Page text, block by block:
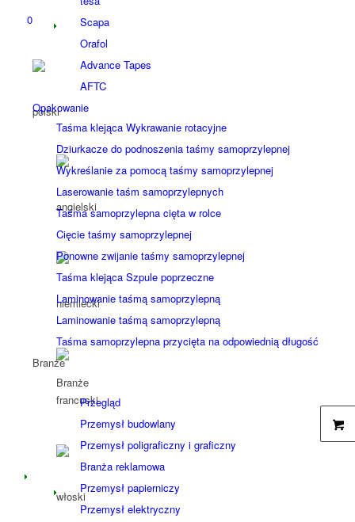
0
Scapa
Orafol
Advance Tapes
AFTC
Opakowanie
Taśma klejąca Wykrawanie rotacyjne
Dziurkacze do podnoszenia taśmy samoprzylepnej
Wykreślanie za pomocą taśmy samoprzylepnej
Laserowanie taśm samoprzylepnych
Taśma samoprzylepna cięta w rolce
Cięcie taśmy samoprzylepnej
Ponowne zwijanie taśmy samoprzylepnej
Taśma klejąca Szpule poprzeczne
Laminowanie taśmą samoprzylepną
Laminowanie taśmą samoprzylepną
Taśma samoprzylepna przycięta na odpowiednią długość
Branże
Branże
Przegląd
Przemysł budowlany
Przemysł poligraficzny i graficzny
Branża reklamowa
Przemysł papierniczy
Przemysł elektryczny